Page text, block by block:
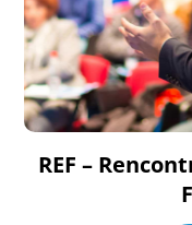
REF –